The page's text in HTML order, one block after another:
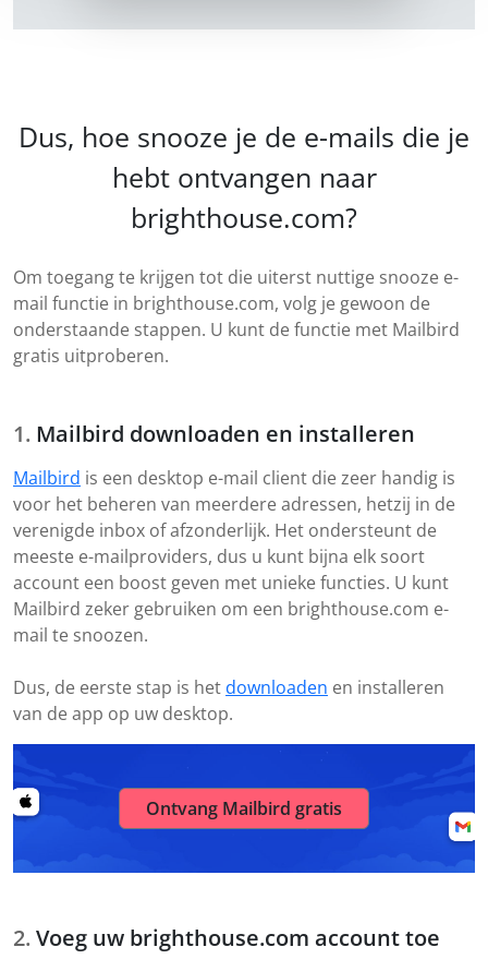
Dus, hoe snooze je de e-mails die je
hebt ontvangen naar
brighthouse.com?
Om toegang te krijgen tot die uiterst nuttige snooze e-
mail functie in brighthouse.com, volg je gewoon de
onderstaande stappen. U kunt de functie met Mailbird
gratis uitproberen.
Mailbird downloaden en installeren
Mailbird is een desktop e-mail client die zeer handig is
voor het beheren van meerdere adressen, hetzij in de
verenigde inbox of afzonderlijk. Het ondersteunt de
meeste e-mailproviders, dus u kunt bijna elk soort
account een boost geven met unieke functies. U kunt
Mailbird zeker gebruiken om een brighthouse.com e-
mail te snoozen.
Dus, de eerste stap is het downloaden en installeren
van de app op uw desktop.
Ontvang Mailbird gratis
Voeg uw brighthouse.com account toe